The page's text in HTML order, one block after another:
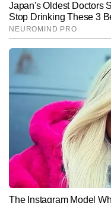
Hindi NewsIndia
अनुराग गुप्ता टाइम्स
कार्यरत हैं और
हासिल करने के बाद से
क्यूरेशन और रियल-
राष्ट्रीय,
की बारीकियों को
सरल भाषा में पहुंचाने
खबरें प्रकाशित की
स्टोरीज और न्यूज
Follow Us: